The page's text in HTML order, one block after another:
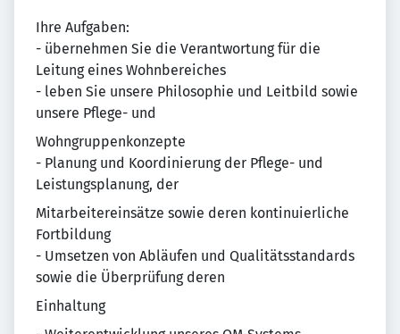
Ihre Aufgaben:
- übernehmen Sie die Verantwortung für die
Leitung eines Wohnbereiches
- leben Sie unsere Philosophie und Leitbild sowie
unsere Pflege- und
Wohngruppenkonzepte
- Planung und Koordinierung der Pflege- und
Leistungsplanung, der
Mitarbeitereinsätze sowie deren kontinuierliche
Fortbildung
- Umsetzen von Abläufen und Qualitätsstandards
sowie die Überprüfung deren
Einhaltung